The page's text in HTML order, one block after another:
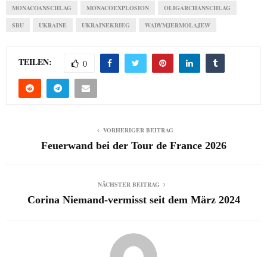
MONACOANSCHLAG MONACOEXPLOSION OLIGARCHANSCHLAG
SBU UKRAINE UKRAINEKRIEG WADYMJERMOLAJEW
TEILEN: 0
VORHERIGER BEITRAG
Feuerwand bei der Tour de France 2026
NÄCHSTER BEITRAG
Corina Niemand-vermisst seit dem März 2024